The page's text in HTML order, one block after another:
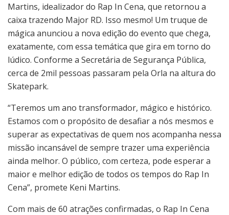
Martins, idealizador do Rap In Cena, que retornou a
caixa trazendo Major RD. Isso mesmo! Um truque de
mágica anunciou a nova edição do evento que chega,
exatamente, com essa temática que gira em torno do
lúdico. Conforme a Secretária de Segurança Pública,
cerca de 2mil pessoas passaram pela Orla na altura do
Skatepark.
“Teremos um ano transformador, mágico e histórico.
Estamos com o propósito de desafiar a nós mesmos e
superar as expectativas de quem nos acompanha nessa
missão incansável de sempre trazer uma experiência
ainda melhor. O público, com certeza, pode esperar a
maior e melhor edição de todos os tempos do Rap In
Cena”, promete Keni Martins.
Com mais de 60 atrações confirmadas, o Rap In Cena